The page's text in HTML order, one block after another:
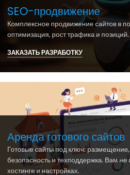
SEO-продвижение
Комплексное продвижение сайтов в
оптимизация, рост трафика и позиций.
ЗАКАЗАТЬ РАЗРАБОТКУ
Аренда готового сайтов
Готовые сайты под ключ:
безопасность и техподдержка. Вам не
хостинге и настройках.